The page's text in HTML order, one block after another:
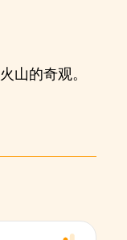
山的奇观。